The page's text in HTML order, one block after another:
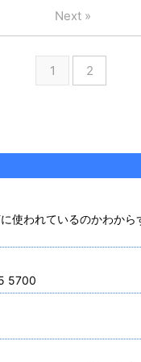
1 2
Next »
使われているのかわから
5700